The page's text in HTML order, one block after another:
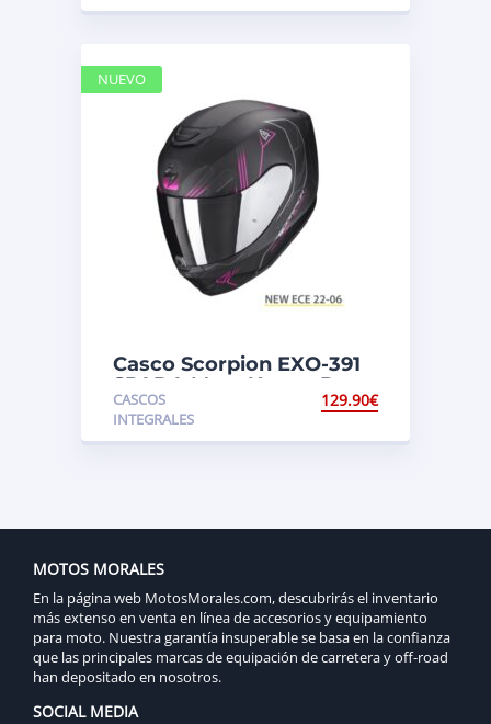
Casco Scorpion EXO-391
SPADA Mate Negro-Rosa
CASCOS
INTEGRALES
129.90€
NUEVO
MOTOS MORALES
En la página web MotosMorales.com, descubrirás el inventario
más extenso en venta en línea de accesorios y equipamiento
para moto. Nuestra garantía insuperable se basa en la confianza
que las principales marcas de equipación de carretera y off-road
han depositado en nosotros.
SOCIAL MEDIA